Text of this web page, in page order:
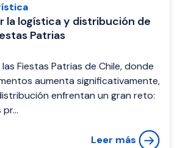
la logística y distribución de
Patrias
Fiestas Patrias de Chile, donde
aumenta significativamente,
enfrentan un gran reto:
Leer más